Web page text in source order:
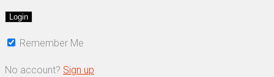
Remember Me
No account? Sign up